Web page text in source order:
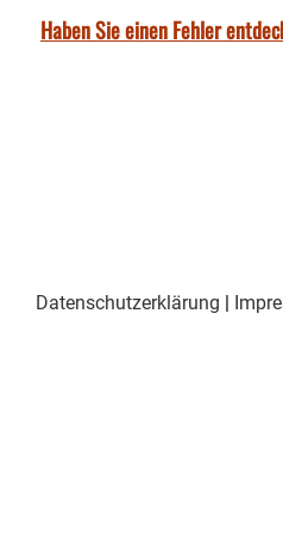
Haben Sie einen Fehler
Datenschutzerklärung |